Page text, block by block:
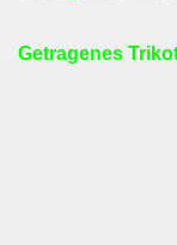
Getragenes